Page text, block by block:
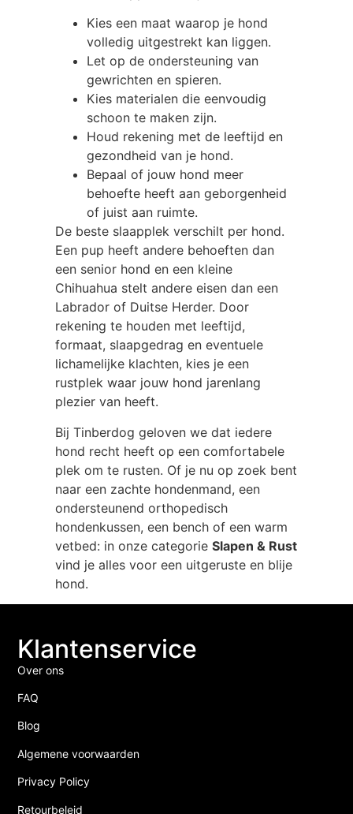
Kies een maat waarop je hond
volledig uitgestrekt kan liggen.
Let op de ondersteuning van
gewrichten en spieren.
Kies materialen die eenvoudig
schoon te maken zijn.
Houd rekening met de leeftijd en
gezondheid van je hond.
Bepaal of jouw hond meer
behoefte heeft aan geborgenheid
of juist aan ruimte.
De beste slaapplek verschilt per hond.
Een pup heeft andere behoeften dan
een senior hond en een kleine
Chihuahua stelt andere eisen dan een
Labrador of Duitse Herder. Door
rekening te houden met leeftijd,
formaat, slaapgedrag en eventuele
lichamelijke klachten, kies je een
rustplek waar jouw hond jarenlang
plezier van heeft.
Bij Tinberdog geloven we dat iedere
hond recht heeft op een comfortabele
plek om te rusten. Of je nu op zoek bent
naar een zachte hondenmand, een
ondersteunend orthopedisch
hondenkussen, een bench of een warm
vetbed: in onze categorie Slapen & Rust
vind je alles voor een uitgeruste en blije
hond.
Klantenservice
Over ons
FAQ
Blog
Algemene voorwaarden
Privacy Policy
Retourbeleid